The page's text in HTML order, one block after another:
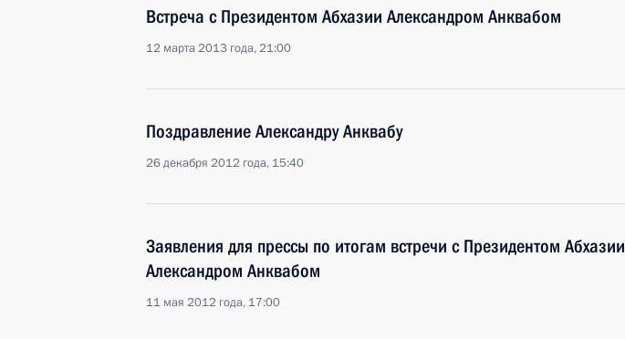
Встреча с Президентом Абхазии Александром Анквабом
12 марта 2013 года, 21:00
Поздравление Александру Анквабу
26 декабря 2012 года, 15:40
Заявления для прессы по итогам встречи с Президентом Абхазии
Александром Анквабом
11 мая 2012 года, 17:00